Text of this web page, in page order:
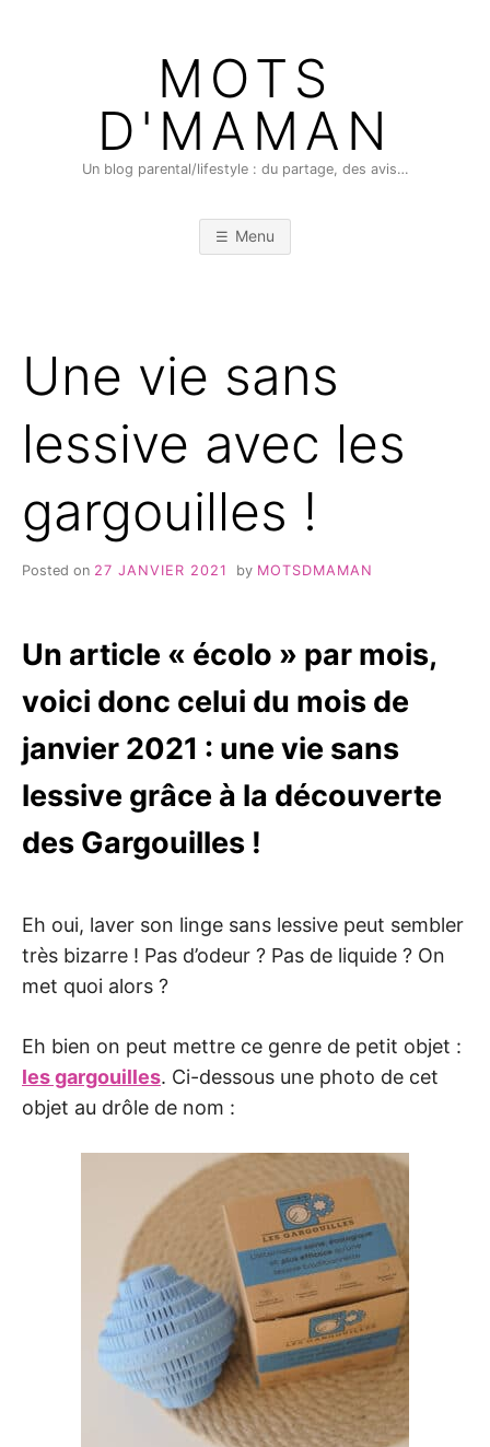
MOTS
D'MAMAN
Un blog parental/lifestyle : du partage, des avis…
Menu
Une vie sans
lessive avec les
gargouilles !
Posted on 27 JANVIER 2021 by MOTSDMAMAN
Un article « écolo » par mois,
voici donc celui du mois de
janvier 2021 : une vie sans
lessive grâce à la découverte
des Gargouilles !
Eh oui, laver son linge sans lessive peut sembler
très bizarre ! Pas d’odeur ? Pas de liquide ? On
met quoi alors ?
Eh bien on peut mettre ce genre de petit objet :
les gargouilles. Ci-dessous une photo de cet
objet au drôle de nom :